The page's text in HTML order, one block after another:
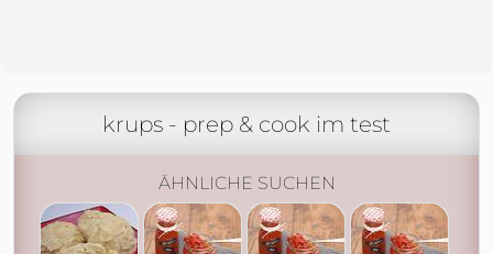
krups - prep & cook im test
ÄHNLICHE SUCHEN